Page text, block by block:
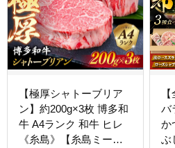
【極厚シャトーブリア
ン】約200g×3枚 博多和
牛 A4ランク 和牛 ヒレ
《糸島》【糸島ミート
バ
か
ぶ